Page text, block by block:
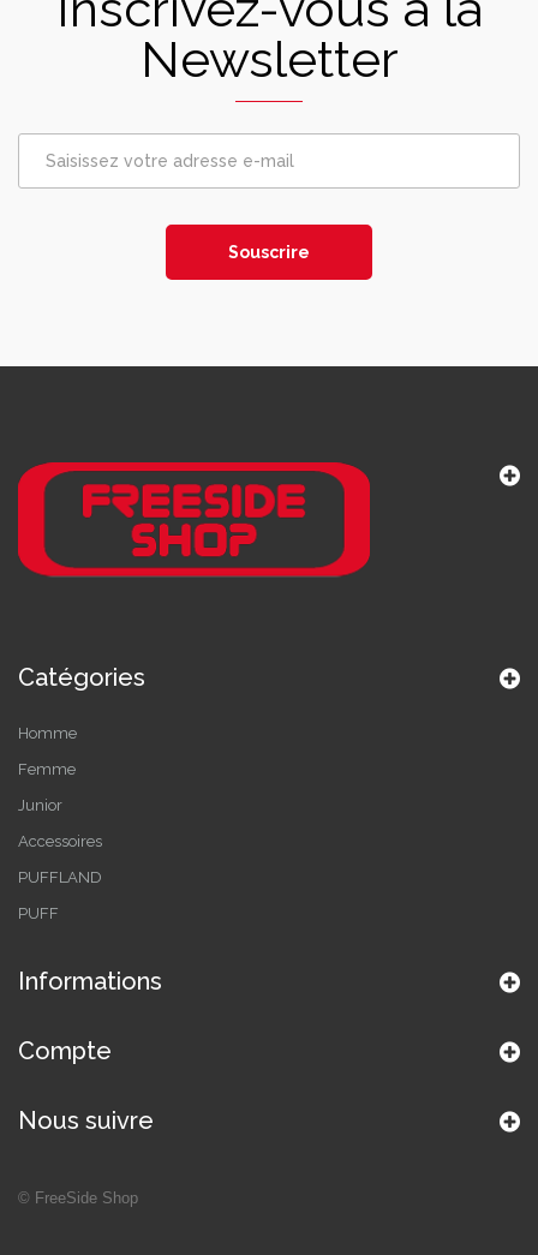
Newsletter
Souscrire
Catégories
Homme
Femme
Junior
Accessoires
PUFFLAND
PUFF
Informations
Compte
Nous suivre
© FreeSide Shop